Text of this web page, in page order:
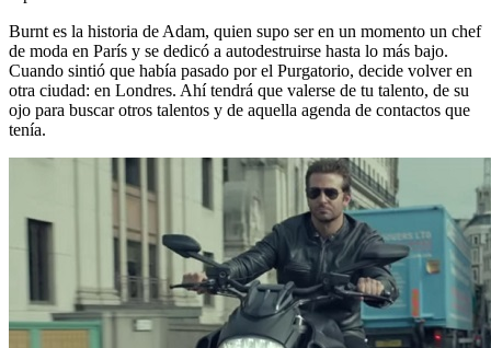
Burnt es la historia de Adam, quien supo ser en un momento un chef
de moda en París y se dedicó a autodestruirse hasta lo más bajo.
Cuando sintió que había pasado por el Purgatorio, decide volver en
otra ciudad: en Londres. Ahí tendrá que valerse de tu talento, de su
ojo para buscar otros talentos y de aquella agenda de contactos que
tenía.